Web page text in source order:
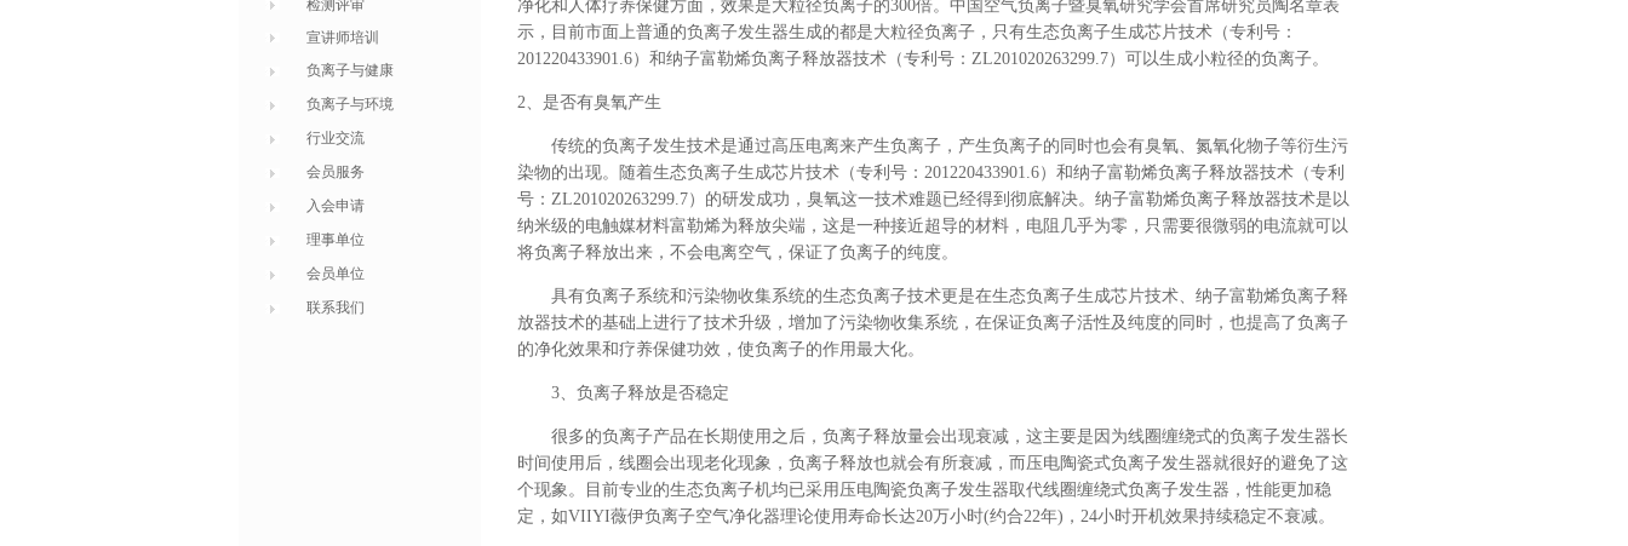
检测评审
宣讲师培训
负离子与健康
负离子与环境
行业交流
会员服务
入会申请
理事单位
会员单位
联系我们
净化和人体疗养保健方面，效果是大粒径负离子的300倍。中国空气负离子暨臭氧研究学会首席研究员陶名章表
示，目前市面上普通的负离子发生器生成的都是大粒径负离子，只有生态负离子生成芯片技术（专利号：
201220433901.6）和纳子富勒烯负离子释放器技术（专利号： ZL201020263299.7） 可以生成小粒径的负离子。
2、是否有臭氧产生
传统的负离子发生技术是通过高压电离来产生负离子，产生负离子的同时也会有臭氧、氮氧化物子等衍生污
染物的出现。随着生态负离子生成芯片技术（专利号： 201220433901.6）和纳子富勒烯负离子释放器技术（专利
号： ZL201020263299.7） 的研发成功，臭氧这一技术难题已经得到彻底解决。纳子富勒烯负离子释放器技术是以
纳米级的电触媒材料富勒烯为释放尖端，这是一种接近超导的材料，电阻几乎为零，只需要很微弱的电流就可以
将负离子释放出来，不会电离空气，保证了负离子的纯度。
具有负离子系统和污染物收集系统的生态负离子技术更是在生态负离子生成芯片技术、纳子富勒烯负离子释
放器技术的基础上进行了技术升级，增加了污染物收集系统，在保证负离子活性及纯度的同时，也提高了负离子
的净化效果和疗养保健功效，使负离子的作用最大化。
3、负离子释放是否稳定
很多的负离子产品在长期使用之后，负离子释放量会出现衰减，这主要是因为线圈缠绕式的负离子发生器长
时间使用后， 线圈会出现老化现象，负离子释放也就会有所衰减，而压电陶瓷式负离子发生器就很好的避免了这
个现象。目前专业的生态负离子机均已采用压电陶瓷负离子发生器取代线圈缠绕式负离子发生器，性能更加稳
定，如VIIYI薇伊负离子空气净化器理论使用寿命长达20万小时(约合22年) ， 24小时开机效果持续稳定不衰减。